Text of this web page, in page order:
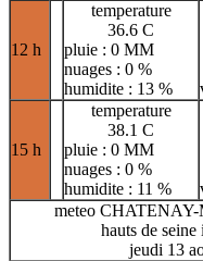
12 h
temperature
36.6 C
pluie : 0 MM
nuages : 0 %
humidite : 13 %
15 h
temperature
38.1 C
pluie : 0 MM
nuages : 0 %
humidite : 11 %
meteo
hauts de
jeudi 13